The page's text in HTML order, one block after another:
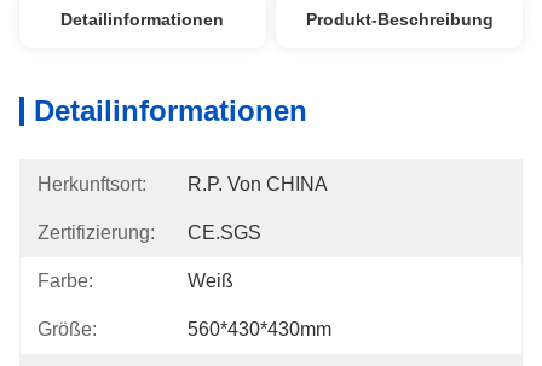
Detailinformationen Produkt-Beschreibung
Detailinformationen
Herkunftsort: R.P. Von CHINA
Zertifizierung: CE.SGS
Farbe: Weiß
Größe: 560*430*430mm